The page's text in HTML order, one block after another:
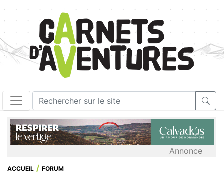
Annonce
ACCUEIL FORUM